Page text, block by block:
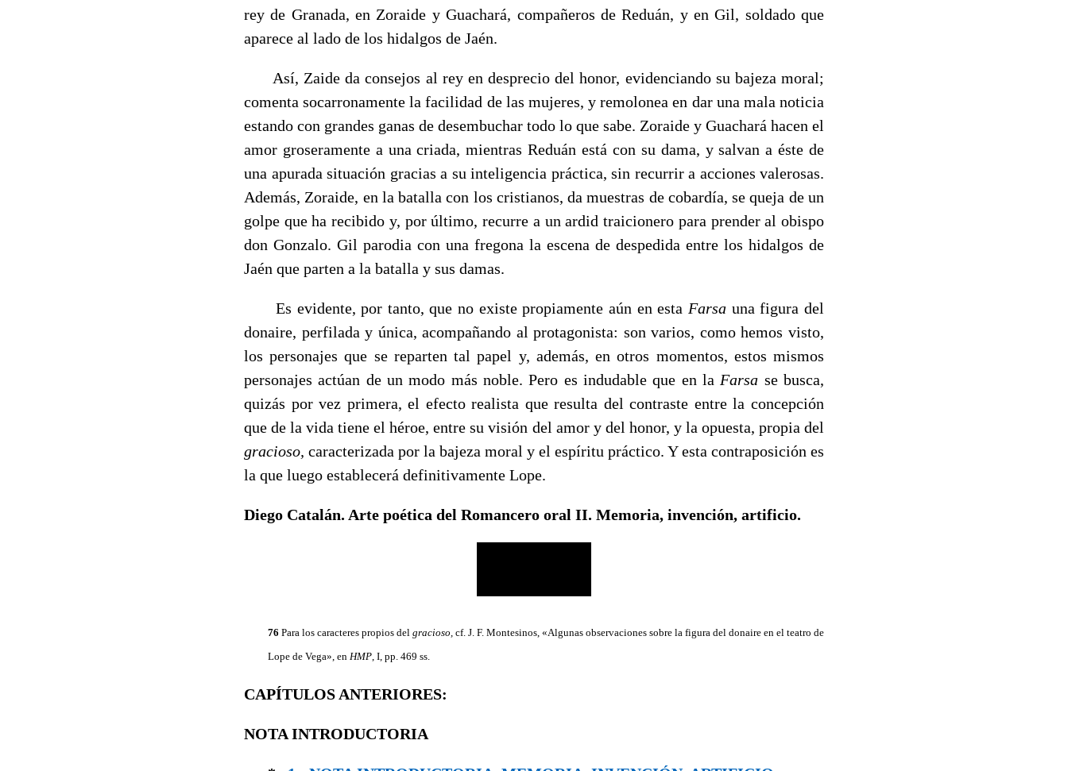
rey de Granada, en Zoraide y Guachará, compañeros de Reduán, y en Gil, soldado que
aparece al lado de los hidalgos de Jaén.
Así, Zaide da consejos al rey en desprecio del honor, evidenciando su bajeza moral;
co­menta socarronamente la facilidad de las mujeres, y remolonea en dar una mala noticia
es­tando con grandes ganas de desembuchar todo lo que sabe. Zoraide y Guachará hacen el
amor groseramente a una criada, mientras Reduán está con su dama, y salvan a éste de
una apurada situación gracias a su inteligencia práctica, sin recurrir a acciones valerosas.
Ade­más, Zoraide, en la batalla con los cristianos, da muestras de cobardía, se queja de un
golpe que ha recibido y, por último, recurre a un ardid traicionero para prender al obispo
don Gonzalo. Gil parodia con una fregona la escena de despedida entre los hidalgos de
Jaén que parten a la batalla y sus damas.
Es evidente, por tanto, que no existe propiamente aún en esta Farsa una figura del
donaire, perfilada y única, acompañando al protagonista: son varios, como hemos visto,
los personajes que se reparten tal papel y, además, en otros momentos, estos mismos
persona­jes actúan de un modo más noble. Pero es indudable que en la Farsa se busca,
quizás por vez primera, el efecto realista que resulta del contraste entre la concepción
que de la vida tiene el héroe, entre su visión del amor y del honor, y la opuesta, propia del
gracioso, carac­terizada por la bajeza moral y el espíritu práctico. Y esta contraposición es
la que luego establecerá definitivamente Lope.
Diego Catalán. Arte poética del Romancero oral II. Memoria, invención, artificio.
76 Para los caracteres propios del gracioso, cf. J. F. Montesinos, «Algunas observaciones sobre la fi­gura del donaire en el teatro de
Lope de Vega», en HMP , I, pp. 469 ss.
CAPÍTULOS ANTERIORES:
NOTA INTRODUCTORIA